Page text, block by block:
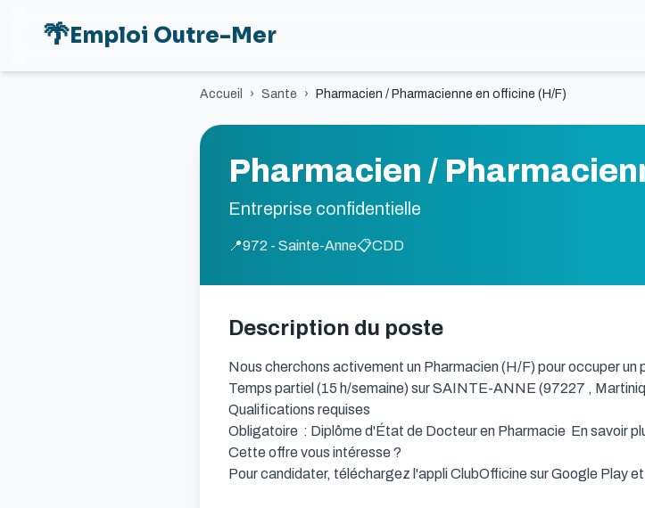
🌴Emploi Outre-Mer
Accueil › Sante › Pharmacien / Pharmacienne en officine (H/F)
Pharmacien /
Entreprise confidentielle
📍972 - Sainte-Anne📋CDD
Description du poste
Nous cherchons activement un Pharmacien (H/F) pour occuper
Temps partiel (15 h/semaine) sur SAINTE-ANNE (97227 ,
Qualifications requises
Obligatoire  : Diplôme d'État de Docteur en Pharmacie  En savoir
Cette offre vous intéresse ?
Pour candidater, téléchargez l'appli ClubOfficine sur Google Play